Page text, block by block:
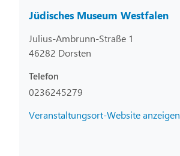
Jüdisches Museum Westfalen
Julius-Ambrunn-Straße 1
46282 Dorsten
Telefon
0236245279
Veranstaltungsort-Website anzeigen